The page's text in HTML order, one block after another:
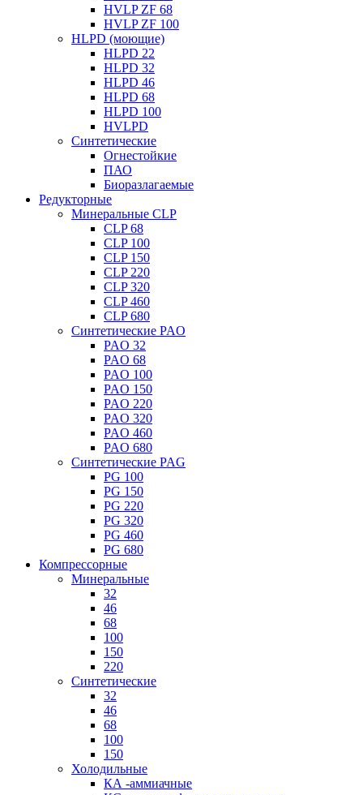
HVLP ZF 68
HVLP ZF 100
HLPD (моющие)
HLPD 22
HLPD 32
HLPD 46
HLPD 68
HLPD 100
HVLPD
Синтетические
Огнестойкие
ПАО
Биоразлагаемые
Редукторные
Минеральные CLP
CLP 68
CLP 100
CLP 150
CLP 220
CLP 320
CLP 460
CLP 680
Синтетические PAO
PAO 32
PAO 68
PAO 100
PAO 150
PAO 220
PAO 320
PAO 460
PAO 680
Синтетические PAG
PG 100
PG 150
PG 220
PG 320
PG 460
PG 680
Компрессорные
Минеральные
32
46
68
100
150
220
Синтетические
32
46
68
100
150
Холодильные
КА -аммиачные